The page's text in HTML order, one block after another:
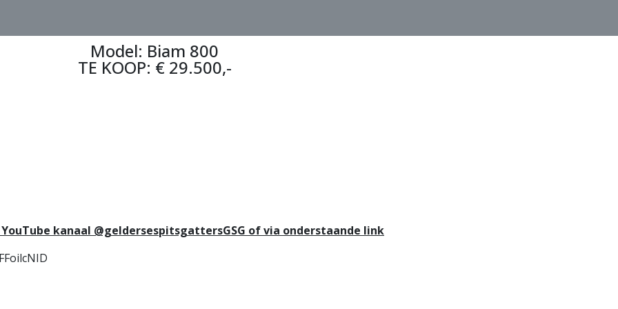
Model: Biam 800
TE KOOP: € 29.500,-
kanaal @geldersespitsgattersGSG of via onderstaande link